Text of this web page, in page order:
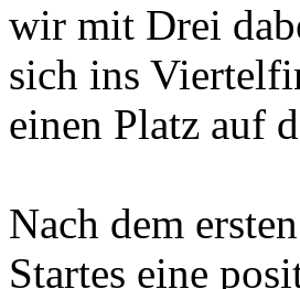
wir mit Drei
sich ins
einen Platz auf
Nach dem
Startes eine